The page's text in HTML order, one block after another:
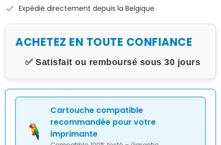
check Expédié directement depuis la Belgique
ACHETEZ EN TOUTE CONFIANCE
✅ Satisfait ou remboursé sous 30 jours
Cartouche compatible
recommandée pour votre
imprimante